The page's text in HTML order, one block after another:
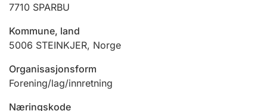
Jeger
Ektepaktveileder
7710 SPARBU
Kommune, land
5006 STEINKJER, Norge
Organisasjonsform
Forening/lag/innretning
Næringskode